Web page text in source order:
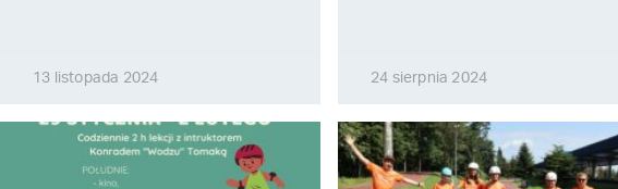
13 listopada 2024 24 sierpnia 2024